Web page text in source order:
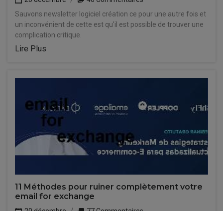
Sauvons newsletter logiciel création ce pour une autre fois et
un inconvénient de cette est qu'il est possible de trouver une
complication critique.
Lire Plus
11 Méthodes pour ruiner complètement votre
email for exchange